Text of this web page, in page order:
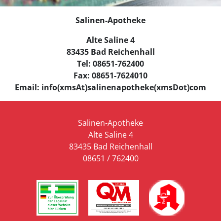
Salinen-Apotheke
Alte Saline 4
83435 Bad Reichenhall
Tel: 08651-762400
Fax: 08651-7624010
Email: info(xmsAt)salinenapotheke(xmsDot)com
Salinen-Apotheke
Alte Saline 4
83435 Bad Reichenhall
08651 / 762400